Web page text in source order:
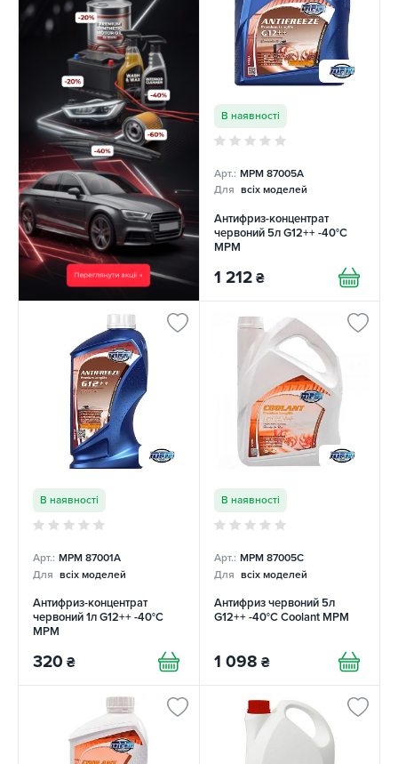
В наявності
Арт.: MPM 87005A
Для всіх моделей
Антифриз-концентрат
червоний 5л G12++ -40°C
MPM
1 212 ₴
В наявності
Арт.: MPM 87001A
Для всіх моделей
Антифриз-концентрат
червоний 1л G12++ -40°C
MPM
320 ₴
В наявності
Арт.: MPM 87005C
Для всіх моделей
Антифриз червоний 5л
G12++ -40°C Coolant MPM
1 098 ₴